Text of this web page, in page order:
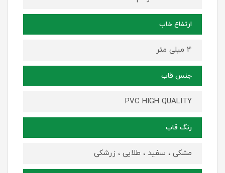
ارتفاع خاب
4 میلی متر
جنس قاب
PVC HIGH QUALITY
رنگ قاب
مشکی ، سفید ، طلایی ، زرشکی